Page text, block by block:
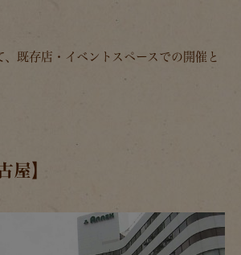
既存店・イベントスペースでの開催と
屋】